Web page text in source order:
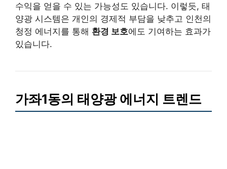
수익을 얻을 수 있는 가능성도 있습니다. 이렇듯, 태
양광 시스템은 개인의 경제적 부담을 낮추고 인천의
청정 에너지를 통해 환경 보호에도 기여하는 효과가
있습니다.
가좌1동의 태양광 에너지 트렌드